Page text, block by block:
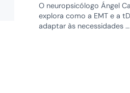
O neuropsicólogo Ángel
explora como a EMT e a
adaptar às necessidades …